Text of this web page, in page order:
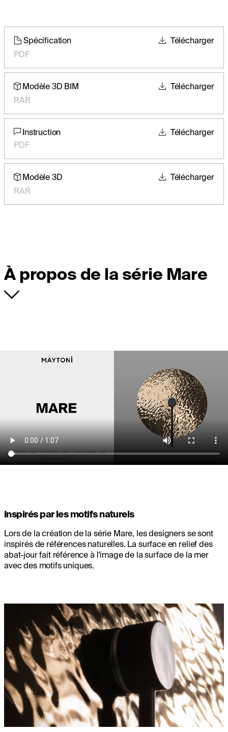
Spécification
PDF
Télécharger
Modèle 3D BIM
RAR
Télécharger
Instruction
PDF
Télécharger
Modèle 3D
RAR
Télécharger
À propos de la série Mare
Inspirés par les motifs naturels
Lors de la création de la série Mare, les designers se sont
inspirés de références naturelles. La surface en relief des
abat-jour fait référence à l'image de la surface de la mer
avec des motifs uniques.